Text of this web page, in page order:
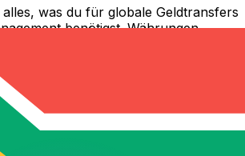
was du für globale Geldtransfers
benötigst. Währungen
einrichten und
ohne versteckte